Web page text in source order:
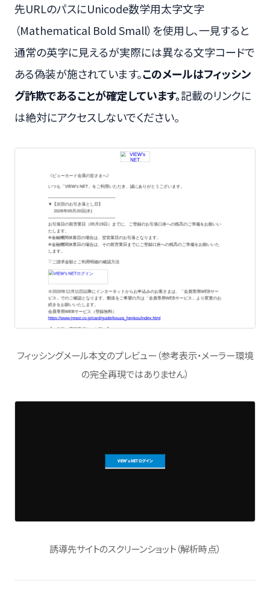
先URLのパスにUnicode数学用太字文字
（Mathematical Bold Small）を使用し、一見すると
通常の英字に見えるが実際には異なる文字コードで
ある偽装が施されています。このメールはフィッシン
グ詐欺であることが確定しています。記載のリンクに
は絶対にアクセスしないでください。
フィッシングメール本文のプレビュー（参考表示・メーラー環境
の完全再現ではありません）
誘導先サイトのスクリーンショット（解析時点）